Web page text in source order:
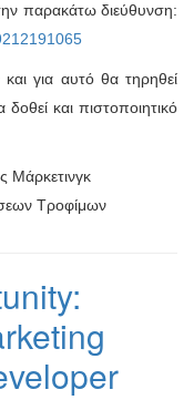
παρακάτω διεύθυνση:
για αυτό θα τηρηθεί
και πιστοποιητικό
Μάρκετινγκ
Τροφίμων